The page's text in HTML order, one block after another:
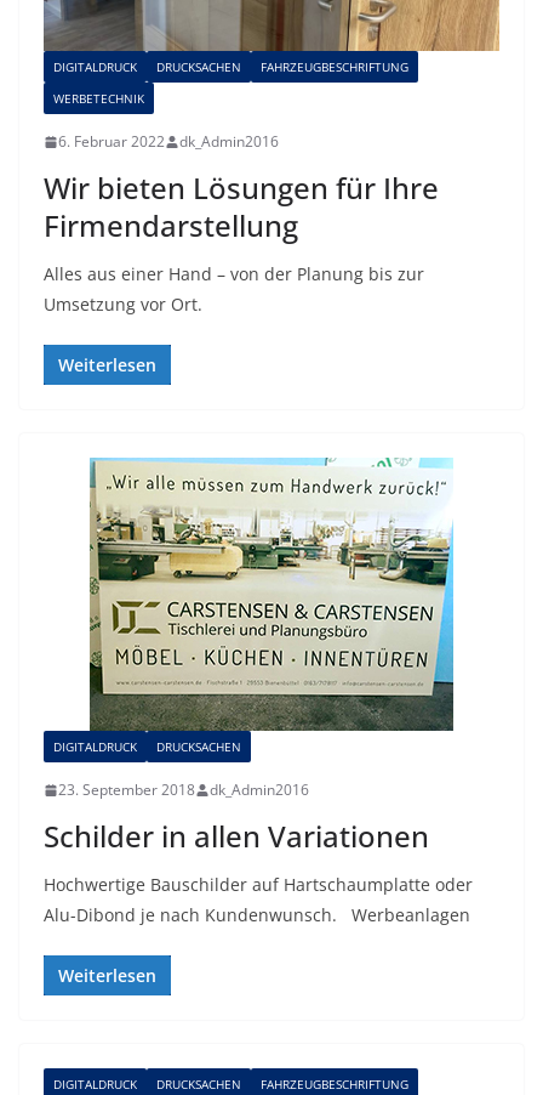
DIGITALDRUCK DRUCKSACHEN
FAHRZEUGBESCHRIFTUNG
WERBETECHNIK
6. Februar 2022 dk_Admin2016
Wir bieten Lösungen für Ihre
Firmendarstellung
Alles aus einer Hand – von der Planung bis zur
Umsetzung vor Ort.
Weiterlesen
DIGITALDRUCK DRUCKSACHEN
23. September 2018 dk_Admin2016
Schilder in allen Variationen
Hochwertige Bauschilder auf Hartschaumplatte oder
Alu-Dibond je nach Kundenwunsch. Werbeanlagen
Weiterlesen
DIGITALDRUCK DRUCKSACHEN
FAHRZEUGBESCHRIFTUNG